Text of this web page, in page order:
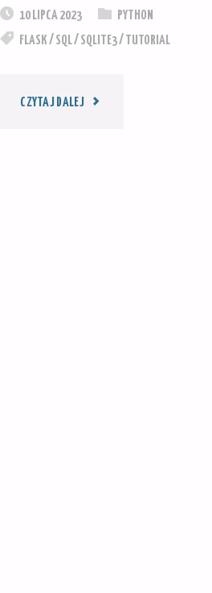
10 LIPCA 2023
PYTHON
FLASK/ SQL/ SQLITE3/ TUTORIAL
CZYTAJ DALEJ"FLASK